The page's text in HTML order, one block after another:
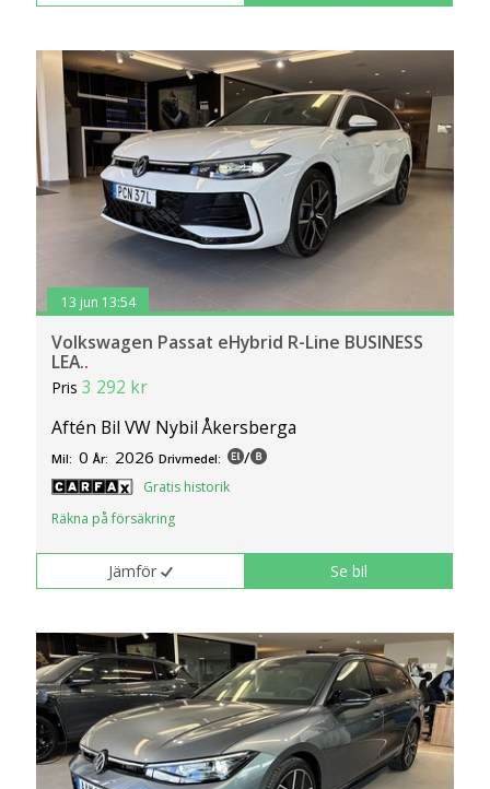
13 jun 13:54
Volkswagen Passat eHybrid R-Line BUSINESS
LEA..
Pris3 292 kr
Aftén Bil VW Nybil Åkersberga
Mil: 0 År: 2026 Drivmedel: /
Gratis historik
Räkna på försäkring
Jämför Se bil